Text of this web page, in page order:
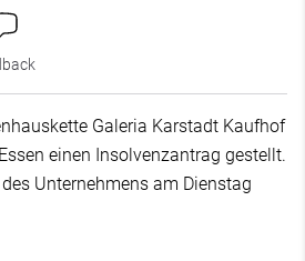
Galeria Karstadt Kaufhof
einen Insolvenzantrag gestellt.
Unternehmens am Dienstag